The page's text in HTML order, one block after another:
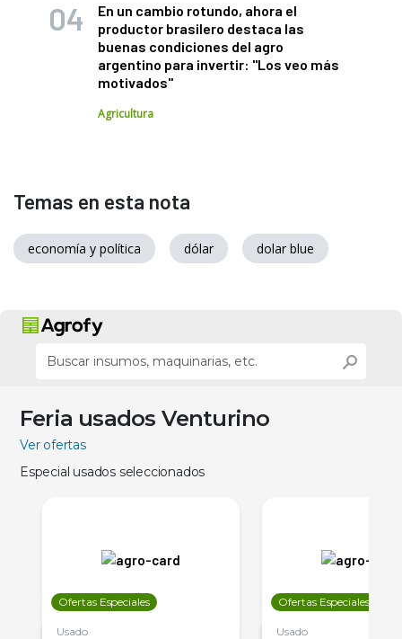
En un cambio rotundo, ahora el
productor brasilero destaca las
buenas condiciones del agro
argentino para invertir: "Los veo más
motivados"
Agricultura
Temas en esta nota
economía y política dólar dolar blue
Feria usados Venturino
Ver ofertas
Especial usados seleccionados
Ofertas Especiales
Usado
Ofertas Especiales
Usado